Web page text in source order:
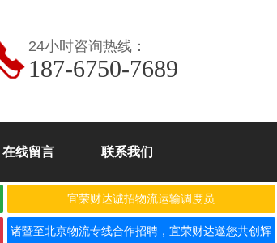
24小时咨询热线：
187-6750-7689
在线留言 联系我们
宜荣财达诚招物流运输调度员
诸暨至北京物流专线合作招聘，宜荣财达邀您共创辉